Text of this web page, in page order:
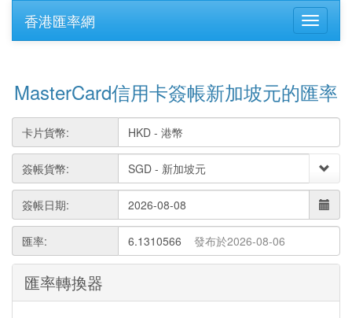
香港匯率網
MasterCard信用卡簽帳新加坡元的匯率
卡片貨幣:
簽帳貨幣:
簽帳日期:
匯率: 6.1310566 發布於2026-08-06
匯率轉換器